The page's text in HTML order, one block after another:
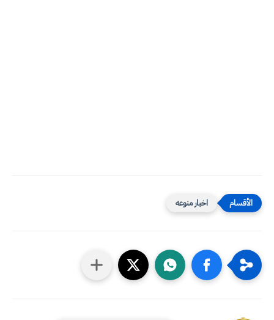
اخبار منوعه